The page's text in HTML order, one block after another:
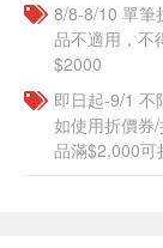
8/8-8/10 單筆
品不適用，不
$2000
即日起-9/1 不
如使用折價券
品滿$2,000可